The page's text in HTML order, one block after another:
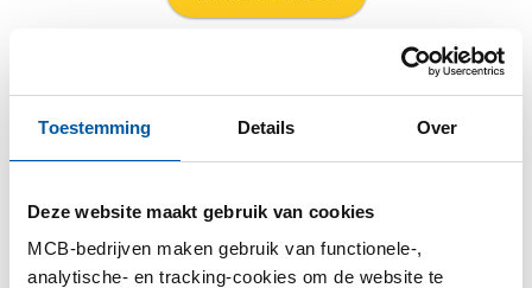
Toestemming Details Over
Deze website maakt gebruik van cookies
MCB-bedrijven maken gebruik van functionele-,
analytische- en tracking-cookies om de website te
Koper